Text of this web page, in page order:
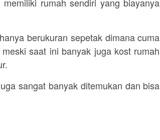
berukuran sepetak dimana cuma
saat ini banyak juga kost rumah
sangat banyak ditemukan dan bisa